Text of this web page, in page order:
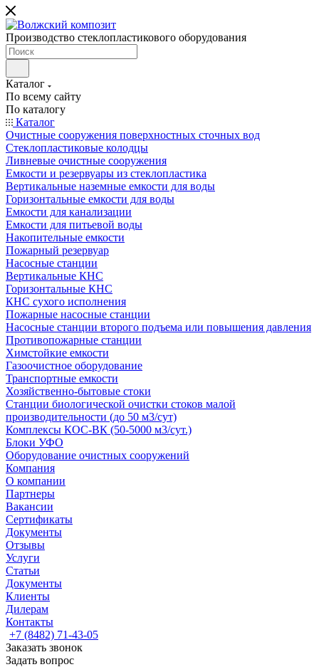
Производство стеклопластикового оборудования
Каталог
По всему сайту
По каталогу
Каталог
Очистные сооружения поверхностных сточных вод
Стеклопластиковые колодцы
Ливневые очистные сооружения
Емкости и резервуары из стеклопластика
Вертикальные наземные емкости для воды
Горизонтальные емкости для воды
Емкости для канализации
Емкости для питьевой воды
Накопительные емкости
Пожарный резервуар
Насосные станции
Вертикальные КНС
Горизонтальные КНС
КНС сухого исполнения
Пожарные насосные станции
Насосные cтанции второго подъема или повышения давления
Противопожарные станции
Химстойкие емкости
Газоочистное оборудование
Транспортные емкости
Хозяйственно-бытовые стоки
Станции биологической очистки стоков малой
производительности (до 50 м3/сут)
Комплексы КОС-ВК (50-5000 м3/сут.)
Блоки УФО
Оборудование очистных сооружений
Компания
О компании
Партнеры
Вакансии
Сертификаты
Документы
Отзывы
Услуги
Статьи
Документы
Клиенты
Дилерам
Контакты
+7 (8482) 71-43-05
Заказать звонок
Задать вопрос